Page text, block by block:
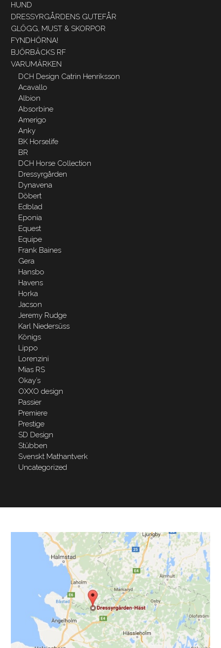
HUND
DRESSYRGÅRDENS GUTEFÅR
GLÖGG, MUST & SKORPOR
FYNDHÖRNA!
BJÖRBÄCKS RF
VARUMÄRKEN
DCH Design Catrin Henriksson
Acavallo
Albion
Absorbine
Amerigo
Anky
BK Horselife
BR
DCH Horse Collection
Dressyrgården
Dynavena
Döbert
Edblad
Eponia
Equest
Equipe
Frank Baines
Gera
Hansbo
Havens
Horka
Jacson
Jeremy Rudge
Karl Niedersüss
Königs
Lippo
Lorenzini
Mias RS
Okay’s
OXXO design
Passier
Premiere
Prestige
SD Design
Stübben
Svenskt Mathantverk
Uncategorized